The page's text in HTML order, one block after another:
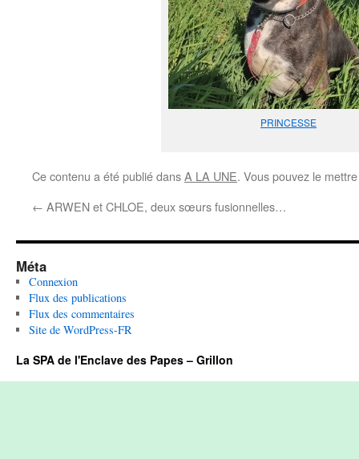
PRINCESSE
Ce contenu a été publié dansA LA UNE. Vous pouvez le
← ARWEN et CHLOE, deux sœurs fusionnelles…
Méta
Connexion
Flux des publications
Flux des commentaires
Site de WordPress-FR
La SPA de l'Enclave des Papes – Grillon